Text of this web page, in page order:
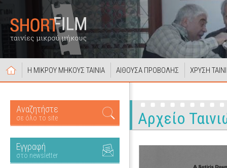
Η ΜΙΚΡΟΥ ΜΗΚΟΥΣ ΤΑΙΝΙΑ ΑΙΘΟΥΣΑ ΠΡΟΒΟΛΗΣ ΧΡΥΣΗ
Αναζητήστε
σε όλο το site
Εγγραφή
στο newsletter
Αρχείο